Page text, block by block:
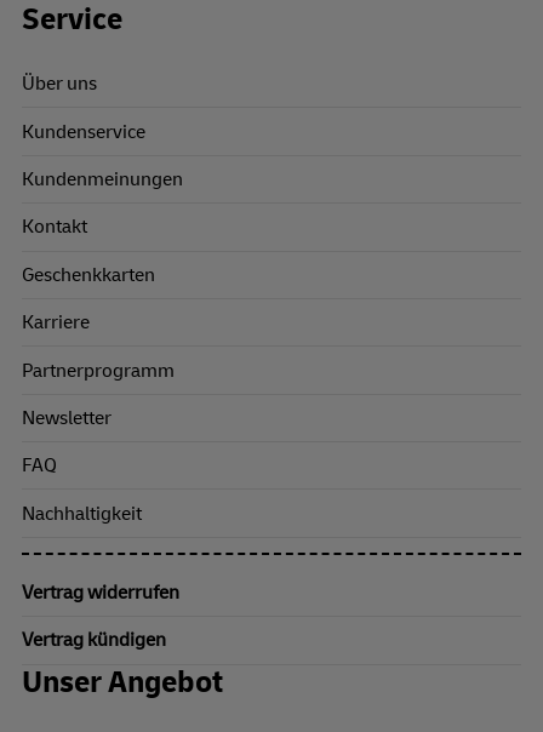
Footer Links
Service
Über uns
Kundenservice
Kundenmeinungen
Kontakt
Geschenkkarten
Karriere
Partnerprogramm
Newsletter
FAQ
Nachhaltigkeit
Vertrag widerrufen
Vertrag kündigen
Unser Angebot